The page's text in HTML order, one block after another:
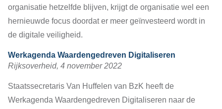
organisatie hetzelfde blijven, krijgt de organisatie wel een
hernieuwde focus doordat er meer geïnvesteerd wordt in
de digitale veiligheid.
Werkagenda Waardengedreven Digitaliseren
Rijksoverheid, 4 november 2022
Staatssecretaris Van Huffelen van BzK heeft de
Werkagenda Waardengedreven Digitaliseren naar de